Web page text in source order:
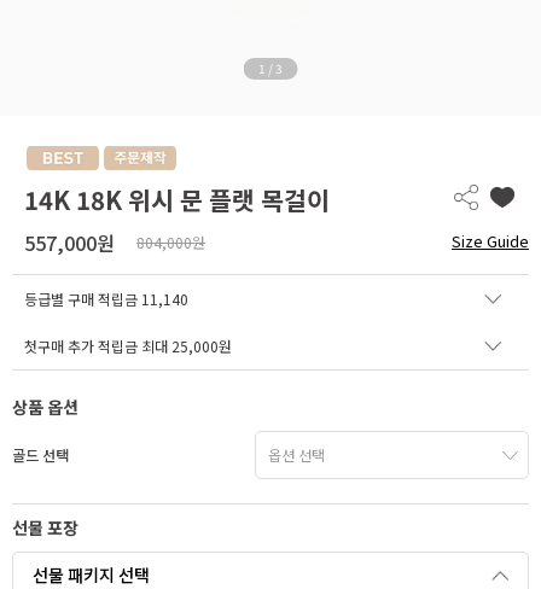
1 / 3
14K 18K 위시 문 플랫 목걸이
557,000원 804,000원 Size Guide
등급별 구매 적립금 11,140
첫구매 추가 적립금 최대 25,000원
상품 옵션
골드 선택
선물 포장
선물 패키지 선택